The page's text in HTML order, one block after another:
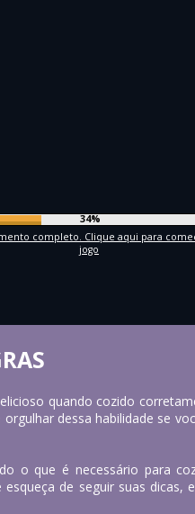
36%
completo. Clique aqui para
jogo
quando cozido
dessa habilidade se
o que é necessário para
de seguir suas dicas,